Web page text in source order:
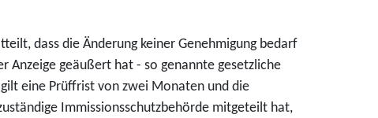
dass die Änderung keiner Genehmigung bedarf
Anzeige geäußert hat - so genannte gesetzliche
eine Prüffrist von zwei Monaten und die
Immissionsschutzbehörde mitgeteilt hat,